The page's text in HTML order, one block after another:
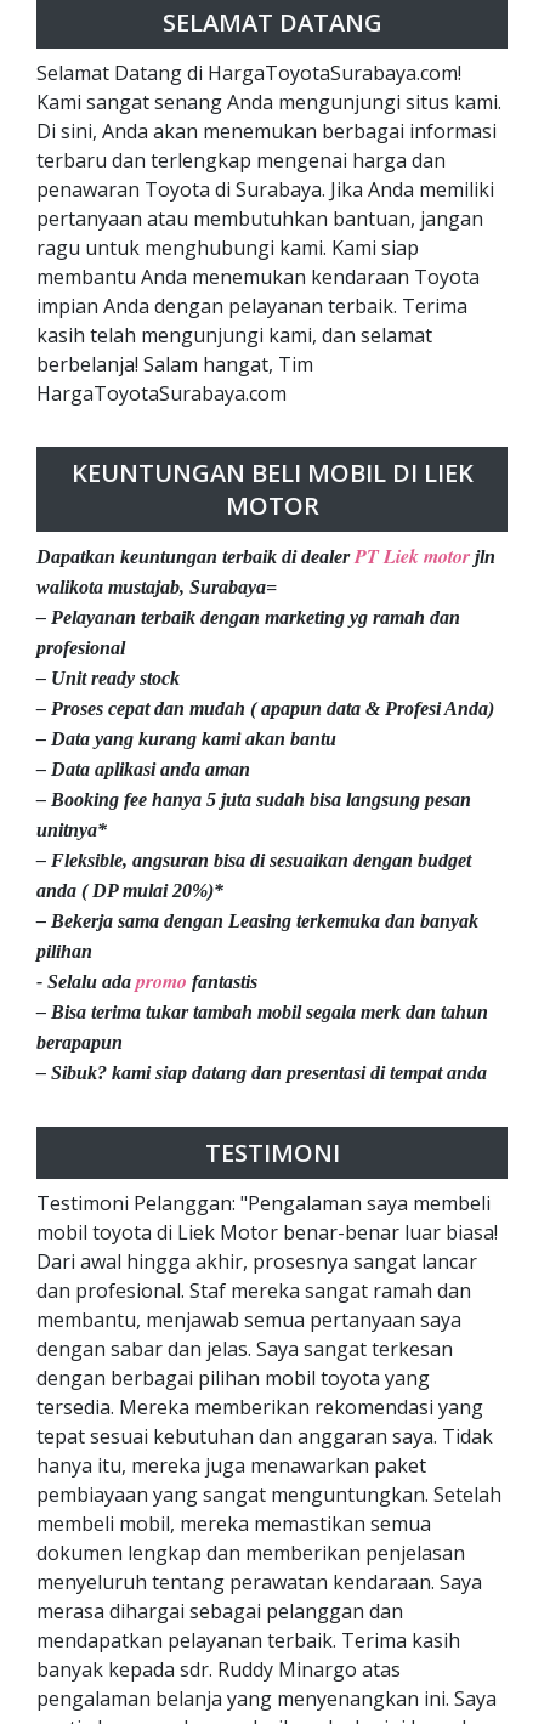
SELAMAT DATANG
Selamat Datang di HargaToyotaSurabaya.com!
Kami sangat senang Anda mengunjungi situs kami.
Di sini, Anda akan menemukan berbagai informasi
terbaru dan terlengkap mengenai harga dan
penawaran Toyota di Surabaya. Jika Anda memiliki
pertanyaan atau membutuhkan bantuan, jangan
ragu untuk menghubungi kami. Kami siap
membantu Anda menemukan kendaraan Toyota
impian Anda dengan pelayanan terbaik. Terima
kasih telah mengunjungi kami, dan selamat
berbelanja! Salam hangat, Tim
HargaToyotaSurabaya.com
KEUNTUNGAN BELI MOBIL DI LIEK
MOTOR
Dapatkan keuntungan terbaik di dealerPT Liek motor jln
walikota mustajab, Surabaya=
– Pelayanan terbaik dengan marketing yg ramah dan
profesional
– Unit ready stock
– Proses cepat dan mudah ( apapun data & Profesi Anda)
– Data yang kurang kami akan bantu
– Data aplikasi anda aman
– Booking fee hanya 5 juta sudah bisa langsung pesan
unitnya*
– Fleksible, angsuran bisa di sesuaikan dengan budget
anda ( DP mulai 20%)*
– Bekerja sama dengan Leasing terkemuka dan banyak
pilihan
- Selalu ada promo fantastis
– Bisa terima tukar tambah mobil segala merk dan tahun
berapapun
– Sibuk? kami siap datang dan presentasi di tempat anda
TESTIMONI
Testimoni Pelanggan: "Pengalaman saya membeli
mobil toyota di Liek Motor benar-benar luar biasa!
Dari awal hingga akhir, prosesnya sangat lancar
dan profesional. Staf mereka sangat ramah dan
membantu, menjawab semua pertanyaan saya
dengan sabar dan jelas. Saya sangat terkesan
dengan berbagai pilihan mobil toyota yang
tersedia. Mereka memberikan rekomendasi yang
tepat sesuai kebutuhan dan anggaran saya. Tidak
hanya itu, mereka juga menawarkan paket
pembiayaan yang sangat menguntungkan. Setelah
membeli mobil, mereka memastikan semua
dokumen lengkap dan memberikan penjelasan
menyeluruh tentang perawatan kendaraan. Saya
merasa dihargai sebagai pelanggan dan
mendapatkan pelayanan terbaik. Terima kasih
banyak kepada sdr. Ruddy Minargo atas
pengalaman belanja yang menyenangkan ini. Saya